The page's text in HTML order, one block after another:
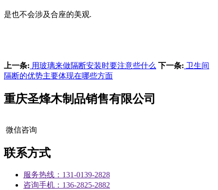
是也不会涉及合座的美观.
上一条: 用玻璃来做隔断安装时要注意些什么 下一条: 卫生间
隔断的优势主要体现在哪些方面
重庆圣烽木制品销售有限公司
微信咨询
联系方式
服务热线：131-0139-2828
咨询手机：136-2825-2882